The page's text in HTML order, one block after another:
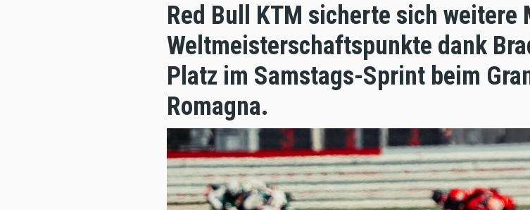
Red Bull KTM sicherte sich weitere
Weltmeisterschaftspunkte dank
Platz im Samstags-Sprint beim
Romagna.